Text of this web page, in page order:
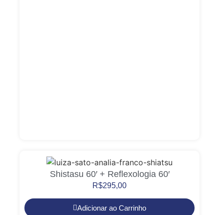
Shistasu 60′ + Reflexologia 60′
R$295,00
Adicionar ao Carrinho